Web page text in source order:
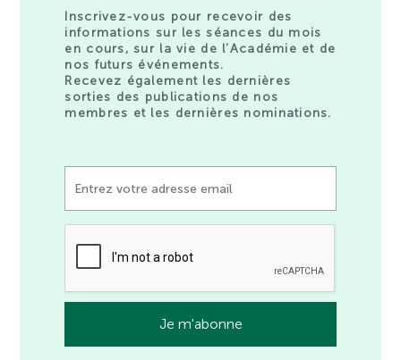
Inscrivez-vous pour recevoir des
informations sur les séances du mois
en cours, sur la vie de l’Académie et de
nos futurs événements.
Recevez également les dernières
sorties des publications de nos
membres et les dernières nominations.